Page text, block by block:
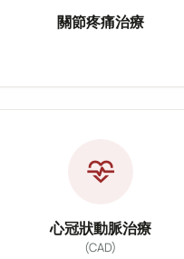
Artery
肥大（BPH）的微
關節疼痛治療
節疼痛治療主要針對退
治療方式：微細動脈栓塞
改善症狀：慢性疼痛、活
cardiology
心冠狀動脈治療
(CAD)